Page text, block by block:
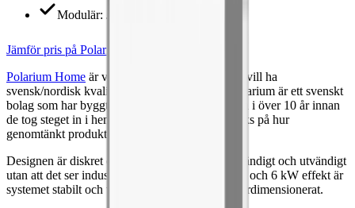
Modulär: Ja
Jämför pris på Polarium Home
Polarium Home är vårt premiumval för dig som vill ha
svensk/nordisk kvalitetskänsla i hela kedjan. Polarium är ett svenskt
bolag som har byggt batterier för telekomsektorn i över 10 år innan
de tog steget in i hemma-marknaden — det märks på hur
genomtänkt produkten är.
Designen är diskret och kan installeras både invändigt och utvändigt
utan att det ser industriellt ut. Med 15 års garanti och 6 kW effekt är
systemet stabilt och välbalanserat snarare än överdimensionerat.